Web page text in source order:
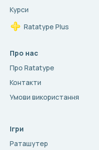
Курси
Ratatype Plus
Про нас
Про Ratatype
Контакти
Умови використання
Ігри
Раташутер